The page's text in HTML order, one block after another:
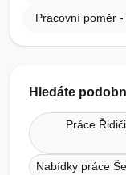
Pracovní poměr
Hledáte
Práce
Nabídky práce